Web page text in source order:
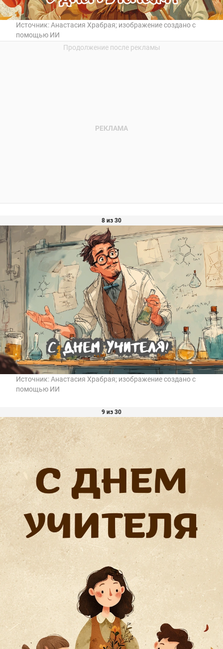
Источник:Анастасия Храбрая; изображение создано с
помощью ИИ
8 из 30
Источник:Анастасия Храбрая; изображение создано с
помощью ИИ
9 из 30